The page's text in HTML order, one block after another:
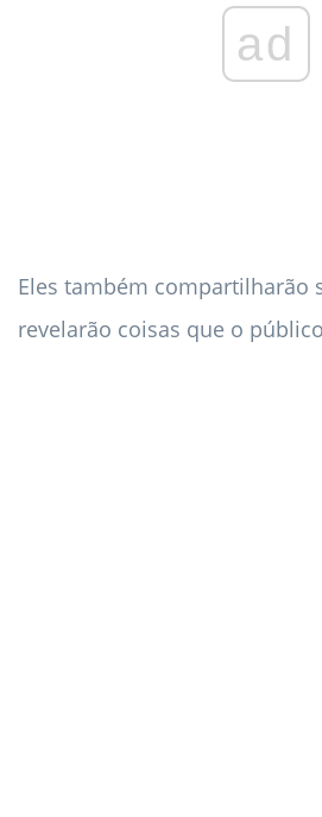
ad
Eles também compartilharão
revelarão coisas que o